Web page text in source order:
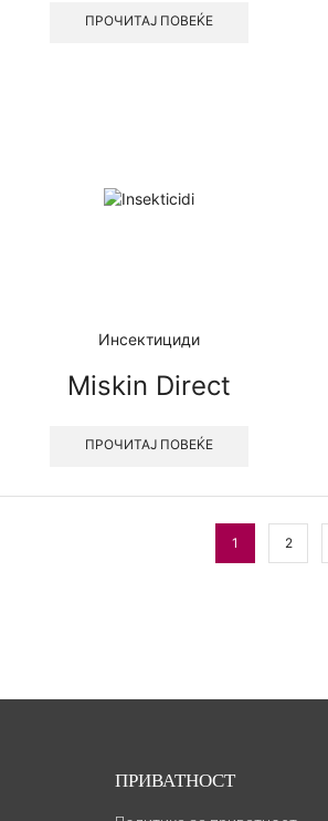
ПРОЧИТАЈ ПОВЕЌЕ
Инсектициди
Miskin Direct
ПРОЧИТАЈ ПОВЕЌЕ
1 2
ПРИВАТНОСТ